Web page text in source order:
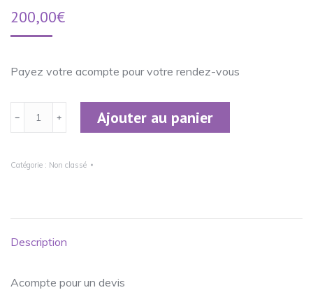
200,00€
Payez votre acompte pour votre rendez-vous
quantité
de
1
﹣ ﹢ Ajouter au panier
Catégorie : Non classé
Description
Acompte pour un devis